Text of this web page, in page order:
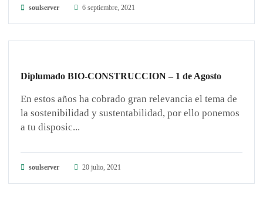
soulserver 6 septiembre, 2021
Diplumado BIO-CONSTRUCCION – 1 de Agosto
En estos años ha cobrado gran relevancia el tema de
la sostenibilidad y sustentabilidad, por ello ponemos
a tu disposic...
soulserver 20 julio, 2021